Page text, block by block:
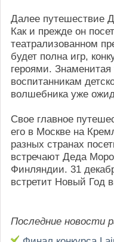
Далее путешествие
Как и прежде он
театрализованном
будет полна игр,
героями.
воспитанникам
волшебника уже
Свое главное
его в Москве на
разных странах
встречают Деда
Финляндии. 31
встретит Новый Год
Последние новости